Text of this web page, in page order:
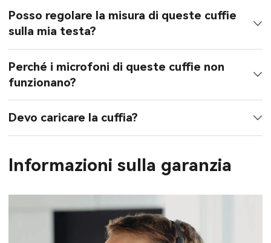
Posso regolare la misura di queste cuffie
sulla mia testa?
Perché i microfoni di queste cuffie non
funzionano?
Devo caricare la cuffia?
Informazioni sulla garanzia